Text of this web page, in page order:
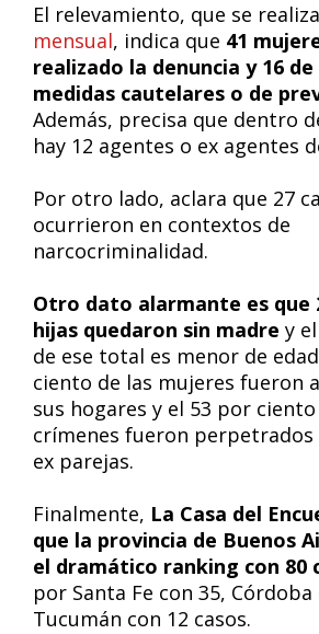
El relevamiento, que se
mensual, indica que 41
realizado la denuncia y 16
medidas cautelares o de
Además, precisa que dentro
hay 12 agentes o ex agentes
Por otro lado, aclara que 27
ocurrieron en contextos de
narcocriminalidad.
Otro dato alarmante es que
hijas quedaron sin madre y
de ese total es menor de
ciento de las mujeres fueron
sus hogares y el 53 por
crímenes fueron
ex parejas.
Finalmente, La Casa del
que la provincia de Buenos
el dramático ranking con 80
por Santa Fe con 35, Córdoba
Tucumán con 12 casos.